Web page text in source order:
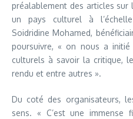
préalablement des articles
un pays culturel à
Soidridine Mohamed,
poursuivre, « on nous a
culturels à savoir la critique,
rendu et entre autres ».
Du coté des organisateurs,
sens. « C’est une